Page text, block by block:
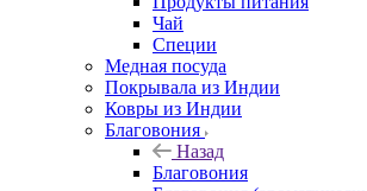
Чай
Специи
Медная посуда
Покрывала из Индии
Ковры из Индии
Благовония
Назад
Благовония